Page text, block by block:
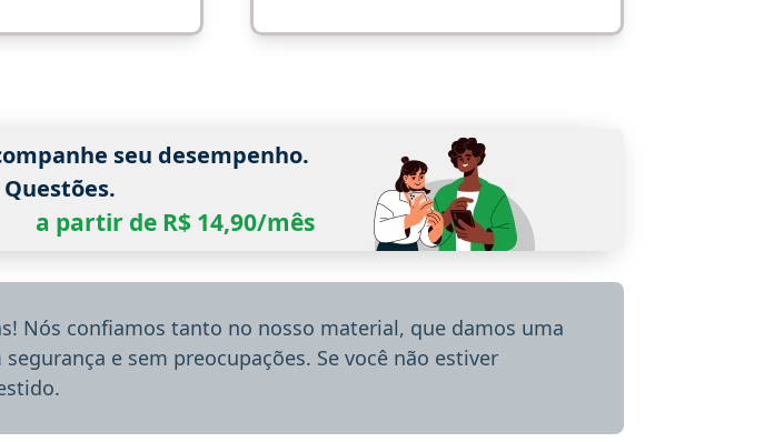
seu desempenho.
a partir de R$ 14,90/mês
Nós confiamos tanto no nosso material, que damos uma
e sem preocupações. Se você não estiver